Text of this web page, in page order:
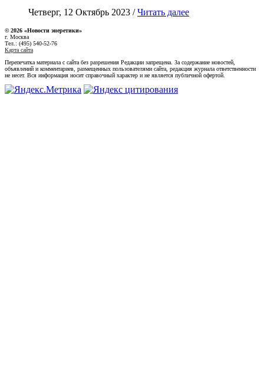
Четверг, 12 Октябрь 2023 /Читать далее
© 2026 «Новости энеретики»
г. Москва
Тел.: (495) 540-52-76
Карта сайта
Перепечатка материала с сайта без разрешения Редакции запрещена. За содержание новостей,
объявлений и комментариев, размещенных пользователями сайта, редакция журнала ответственности
не несет. Вся информация носит справочный характер и не является публичной офертой.